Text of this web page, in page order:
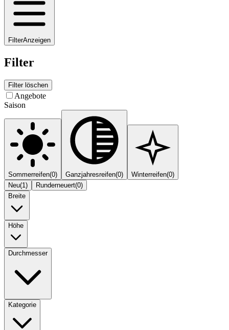
FilterAnzeigen
Filter
Filter löschen
Angebote
Saison
Sommerreifen(0) Ganzjahresreifen(0) Winterreifen(0)
Neu(1) Runderneuert(0)
Breite
Höhe
Durchmesser
Kategorie